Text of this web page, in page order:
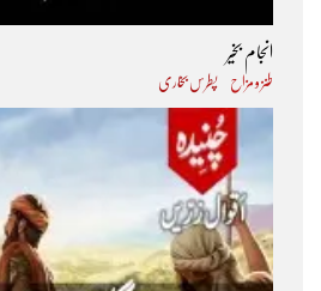
انجام بخیر
طنز و مزاح پطرس بخاری